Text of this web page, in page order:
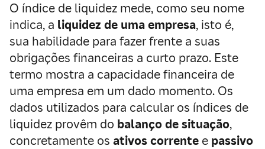
O índice de liquidez mede, como seu nome
indica, a liquidez de uma empresa, isto é,
sua habilidade para fazer frente a suas
obrigações financeiras a curto prazo. Este
termo mostra a capacidade financeira de
uma empresa em um dado momento. Os
dados utilizados para calcular os índices de
liquidez provêm do balanço de situação,
concretamente os ativos corrente e passivo